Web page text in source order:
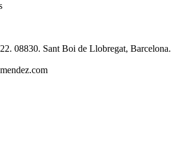
08830. Sant Boi de Llobregat, Barcelona.